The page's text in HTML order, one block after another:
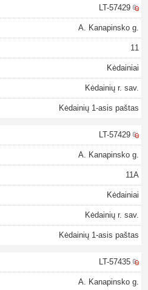
LT-57429
A. Kanapinsko g.
11
Kėdainiai
Kėdainių r. sav.
Kėdainių 1-asis paštas
LT-57429
A. Kanapinsko g.
11A
Kėdainiai
Kėdainių r. sav.
Kėdainių 1-asis paštas
LT-57435
A. Kanapinsko g.